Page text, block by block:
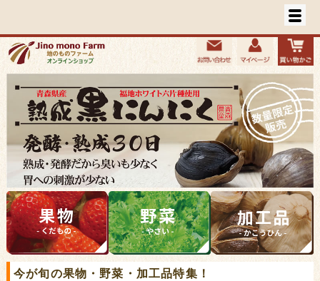
今が旬の果物・野菜・加工品特集！